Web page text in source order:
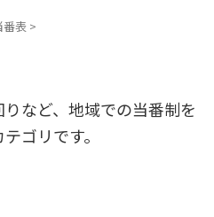
番表 >
など、地域での当番制を
ゴリです。